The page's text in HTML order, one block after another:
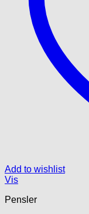
Add to wishlist
Vis
Pensler